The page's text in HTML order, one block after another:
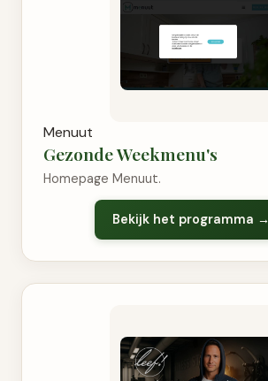
Menuut
Gezonde Weekmenu's
Homepage Menuut.
Bekijk het programma →